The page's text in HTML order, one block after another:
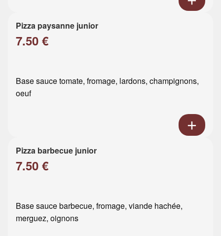
Pizza paysanne junior
7.50 €
Base sauce tomate, fromage, lardons, champignons,
oeuf
Pizza barbecue junior
7.50 €
Base sauce barbecue, fromage, viande hachée,
merguez, oignons